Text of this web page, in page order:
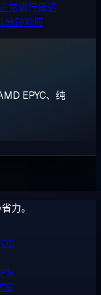
常运行承诺
分钟响应
EPYC、纯
力。
案